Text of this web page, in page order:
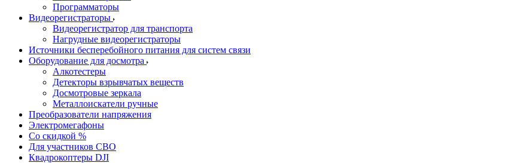
Программаторы
Видеорегистраторы
Видеорегистратор для транспорта
Нагрудные видеорегистраторы
Источники бесперебойного питания для систем связи
Оборудование для досмотра
Алкотестеры
Детекторы взрывчатых веществ
Досмотровые зеркала
Металлоискатели ручные
Преобразователи напряжения
Электромегафоны
Со скидкой %
Для участников СВО
Квадрокоптеры DJI